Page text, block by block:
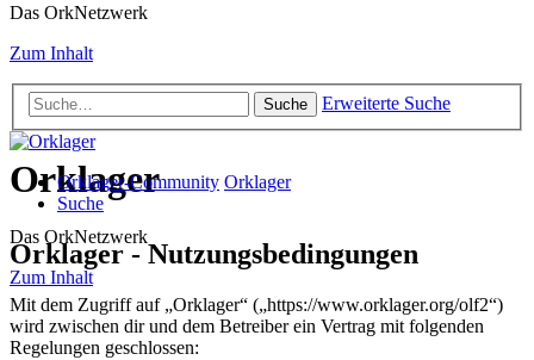
Das OrkNetzwerk
Zum Inhalt
Suche Erweiterte Suche
Orklager
Das OrkNetzwerk
Zum Inhalt
Orklager-Community Orklager
Suche
Orklager - Nutzungsbedingungen
Mit dem Zugriff auf „Orklager“ („https://www.orklager.org/olf2“)
wird zwischen dir und dem Betreiber ein Vertrag mit folgenden
Regelungen geschlossen: